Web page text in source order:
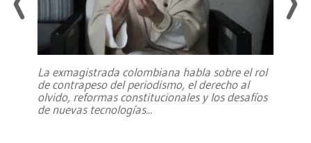
La exmagistrada colombiana habla sobre el rol
de contrapeso del periodismo, el derecho al
olvido, reformas constitucionales y los desafíos
de nuevas tecnologías...